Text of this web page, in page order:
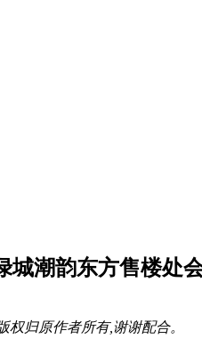
城潮韵东方售楼处
归原作者所有,谢谢配合。